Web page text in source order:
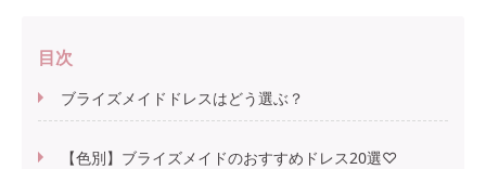
目次
ブライズメイドドレスはどう選ぶ？
【色別】ブライズメイドのおすすめドレス20選♡